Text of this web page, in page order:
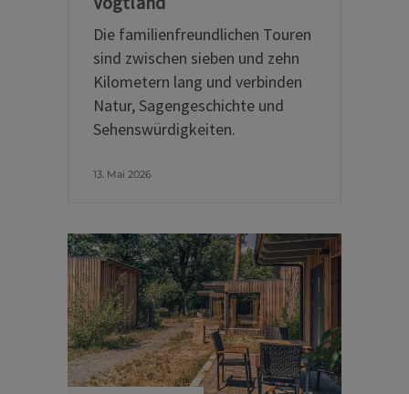
Die familienfreundlichen Touren
sind zwischen sieben und zehn
Kilometern lang und verbinden
Natur, Sagengeschichte und
Sehenswürdigkeiten.
13. Mai 2026